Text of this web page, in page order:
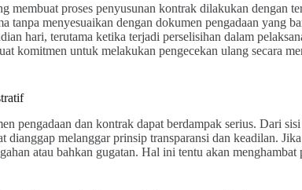
membuat proses penyusunan kontrak dilakukan dengan
tanpa menyesuaikan dengan dokumen pengadaan yang
hari, terutama ketika terjadi perselisihan dalam
komitmen untuk melakukan pengecekan ulang secara
pengadaan dan kontrak dapat berdampak serius. Dari
dianggap melanggar prinsip transparansi dan keadilan.
atau bahkan gugatan. Hal ini tentu akan